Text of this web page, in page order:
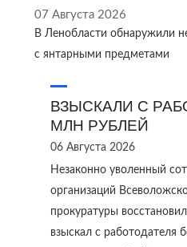
07 Августа 2026
В Ленобласти обнаружили
с янтарными предметами
ВЗЫСКАЛИ С
МЛН РУБЛЕЙ
06 Августа 2026
Незаконно уволенный
организаций
прокуратуры
взыскал с работодателя